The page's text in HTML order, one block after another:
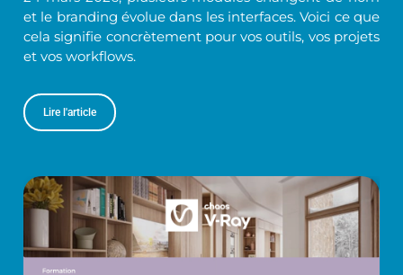
et le branding évolue dans les interfaces. Voici ce que
cela signifie concrètement pour vos outils, vos projets
et vos workflows.
Lire l'article